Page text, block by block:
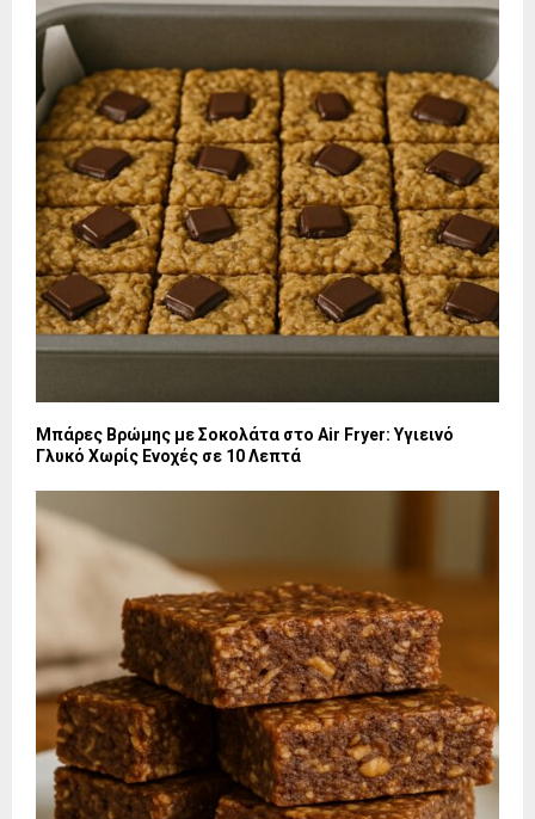
Μπάρες Βρώμης με Σοκολάτα στο Air Fryer: Υγιεινό
Γλυκό Χωρίς Ενοχές σε 10 Λεπτά